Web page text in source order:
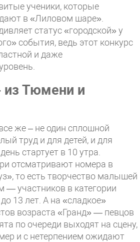
ученики, которые
в «Лиловом шаре».
статус «городской» у
события, ведь этот конкурс
и даже
из Тюмени и
же – не один сплошной
труд и для детей, и для
стартует в 10 утра.
отсматривают номера в
то есть творчество малышей
— участников в категории
13 лет. А на «сладкое»
возраста «Гранд» — певцов
по очереди выходят на сцену,
и с нетерпением ожидают